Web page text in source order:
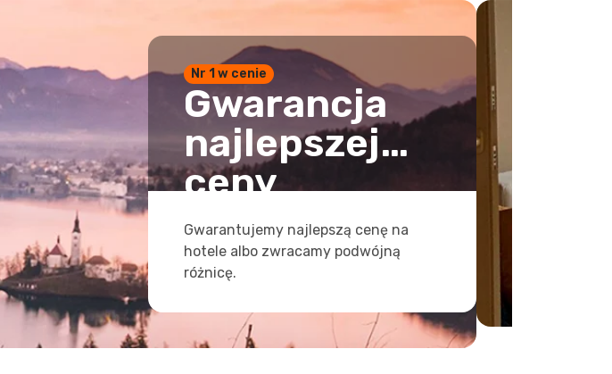
Nr 1 w cenie
Gwarancja
najlepszej
ceny
Gwarantujemy najlepszą cenę na
hotele albo zwracamy podwójną
różnicę.